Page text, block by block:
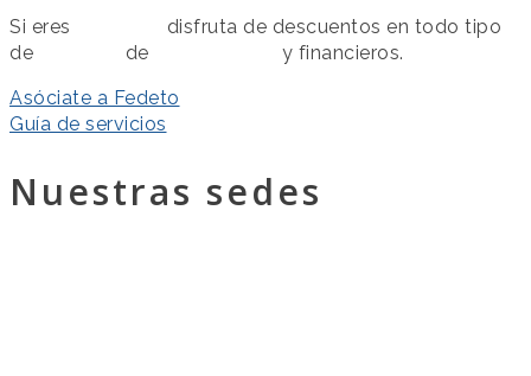
Si eres
disfruta de descuentos en todo tipo
de
de
y financieros.
Asóciate a Fedeto
Guía de servicios
Nuestras sedes